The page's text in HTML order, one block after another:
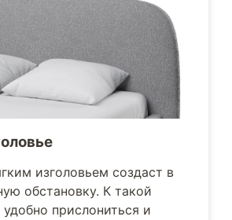
изголовьем создаст в
обстановку. К такой
прислониться и